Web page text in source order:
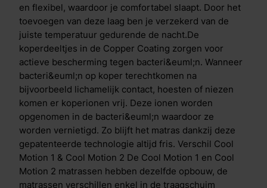
en flexibel, waardoor je comfortabel slaapt. Door het
toevoegen van deze laag ben je verzekerd van de
juiste temperatuur gedurende de nacht.De
koperdeeltjes in de Copper Coating zorgen voor
actieve bescherming tegen bacteri&euml;n. Wanneer
bacteri&euml;n op koper terechtkomen na
bijvoorbeeld lichamelijk contact, hoesten of niezen
komen er koperionen vrij. Deze ionen worden
opgenomen in de bacteri&euml;n waardoor ze
worden vernietigd. Zo blijft het matras dankzij deze
gepatenteerde technologie altijd fris. Verschil Cool
Motion 1 & Cool Motion 2 De Cool Motion 1 en Cool
Motion 2 matrassen hebben dezelfde opbouw, de
matrassen verschillen enkel in de traagschuim